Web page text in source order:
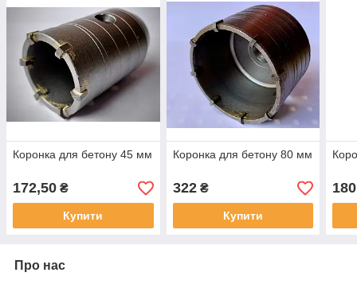
Коронка для бетону 45 мм
172,50 ₴
Купити
Коронка для бетону 80 мм
322₴
Купити
Про нас